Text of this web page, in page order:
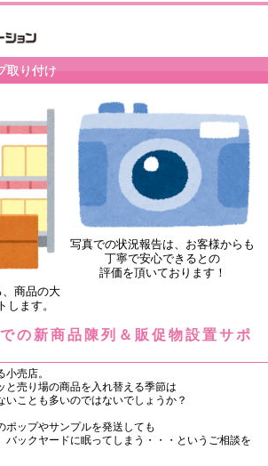
取り付け
商品の大
します。
写真での状況報告は、お客様からも
丁寧で安心できるとの
評価を頂いております！
の新商品陳列＆販促物設置サポ
売店。
と売り場の商品を入れ替える季節は
いことも多いのではないでしょうか？
ポップやサンプルを発送しても
バックヤードに眠ってしまう・・・というご相談を